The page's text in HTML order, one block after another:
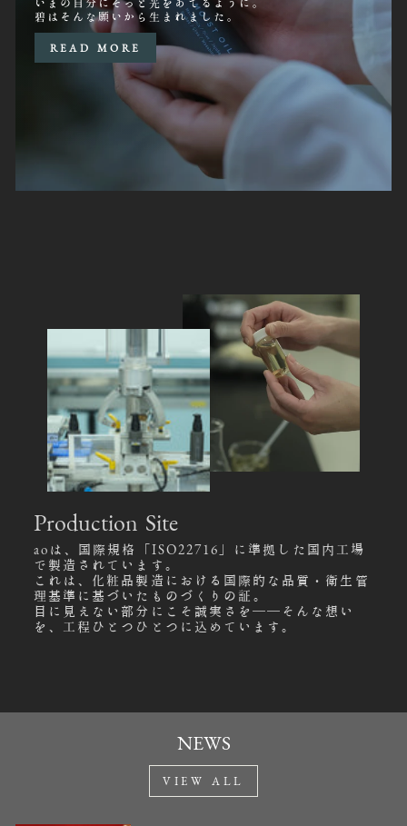
いまの自分にそっと光をあてるように。
碧はそんな願いから生まれました。
READ MORE
Production Site
aoは、国際規格「ISO22716」に準拠した国内工場
で製造されています。
これは、化粧品製造における国際的な品質・衛生管
理基準に基づいたものづくりの証。
目に見えない部分にこそ誠実さを――そんな想い
を、工程ひとつひとつに込めています。
NEWS
VIEW ALL